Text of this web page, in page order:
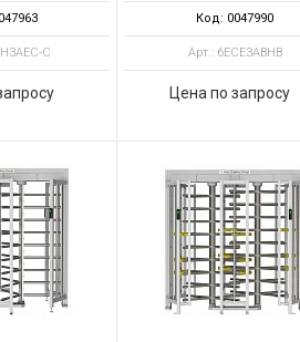
C
Код: 0047990
Арт.: 6ECE3ABHB
Цена по запросу